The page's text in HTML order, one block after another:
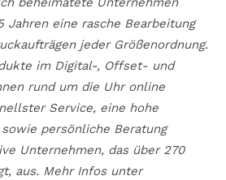
Jahren eine rasche Bearbeitung
jeder Größenordnung.
im Digital-, Offset- und
rund um die Uhr online
Service, eine hohe
persönliche Beratung
Unternehmen, das über 270
aus. Mehr Infos unter